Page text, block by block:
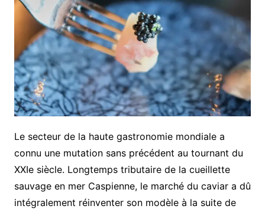
Le secteur de la haute gastronomie mondiale a
connu une mutation sans précédent au tournant du
XXIe siècle. Longtemps tributaire de la cueillette
sauvage en mer Caspienne, le marché du caviar a dû
intégralement réinventer son modèle à la suite de